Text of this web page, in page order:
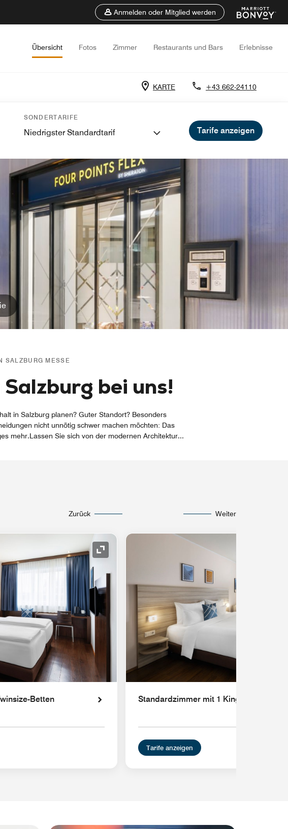
Anmelden oder Mitglied werden
Übersicht Fotos Zimmer Restaurants und Bars Erlebnisse
KARTE +43 662-24110
SONDERTARIFE
Niedrigster Standardtarif Tarife anzeigen
SALZBURG MESSE
bei uns!
in Salzburg planen? Guter Standort? Besonders
nicht unnötig schwer machen möchten: Das
mehr.Lassen Sie sich von der modernen Architektur...
Zurück Weiter
Symbol "Ausklappen"
Betten Standardzimmer mit 1 Kingsize-Bett
Tarife anzeigen